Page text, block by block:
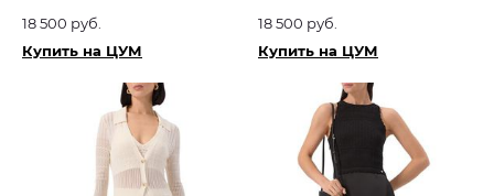
18 500 руб.
Купить на ЦУМ
18 500 руб.
Купить на ЦУМ